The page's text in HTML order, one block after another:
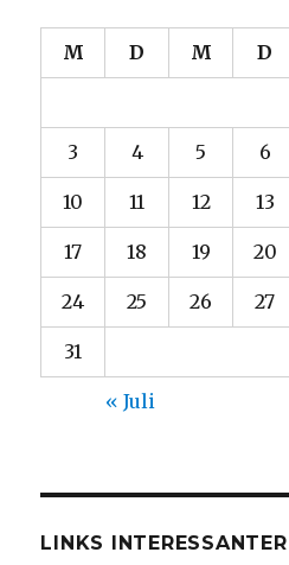
M D M D
3 4 5 6
10 11 12 13
17 18 19 20
24 25 26 27
31
« Juli
LINKS